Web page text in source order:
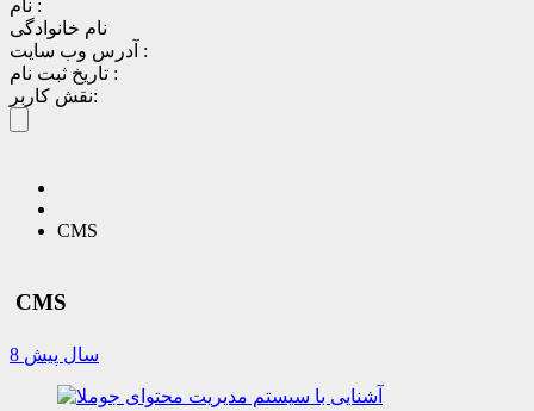
نام :
نام خانوادگی
آدرس وب سایت :
تاریخ ثبت نام :
نقش کاربر:
CMS
CMS
8 سال پیش